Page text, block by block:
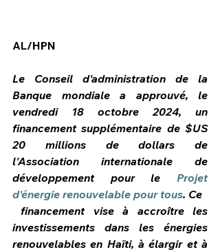
HPN Live
AL/HPN
Le Conseil d'administration de la
Banque mondiale a approuvé, le
vendredi 18 octobre 2024, un
financement supplémentaire de $US
20 millions de dollars de
l'Association internationale de
développement pour le Projet
d'énergie renouvelable pour tous. Ce
investissements dans les énergies
renouvelables en Haïti, à élargir et à